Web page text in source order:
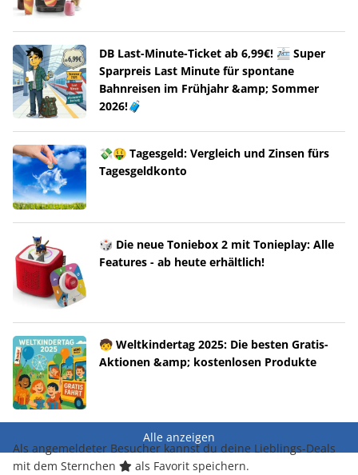
DB Last-Minute-Ticket ab 6,99€! 🚈 Super
Sparpreis Last Minute für spontane
Bahnreisen im Frühjahr &amp; Sommer
2026!🧳
💸🤑 Tagesgeld: Vergleich und Zinsen fürs
Tagesgeldkonto
🎲 Die neue Toniebox 2 mit Tonieplay: Alle
Features - ab heute erhältlich!
🧒 Weltkindertag 2025: Die besten Gratis-
Aktionen &amp; kostenlosen Produkte
Alle anzeigen
Als angemeldeter Besucher kannst du deine Lieblings-Deals
mit dem Sternchen
als Favorit speichern.